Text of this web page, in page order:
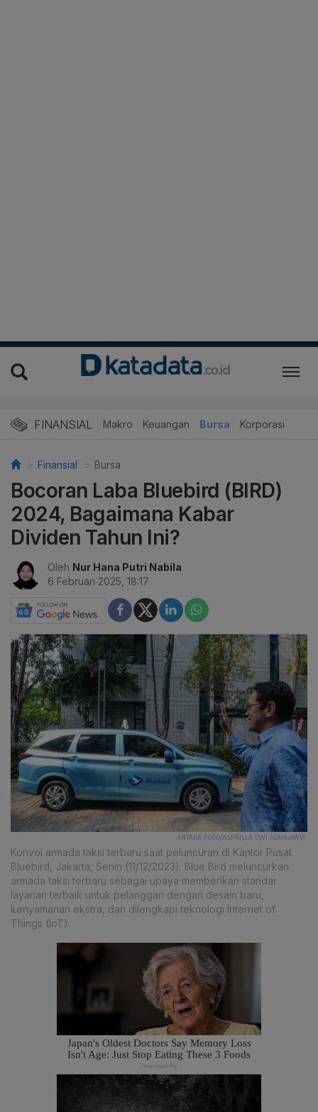
FINANSIAL Makro Keuangan Bursa Korporasi
Finansial Bursa
Bocoran Laba Bluebird (BIRD)
2024, Bagaimana Kabar
Dividen Tahun Ini?
Oleh Nur Hana Putri Nabila
6 Februari 2025, 18:17
ANTARA FOTO/ASPRILLA DWI ADHA/AWW.
Konvoi armada taksi terbaru saat peluncuran di Kantor Pusat
Bluebird, Jakarta, Senin (11/12/2023). Blue Bird meluncurkan
armada taksi terbaru sebagai upaya memberikan standar
layanan terbaik untuk pelanggan dengan desain baru,
kenyamanan ekstra, dan dilengkapi teknologi Internet of
Things (IoT).